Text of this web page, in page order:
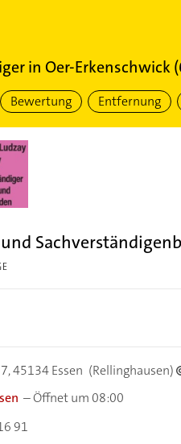
in Oer-Erkenschwick(
Bewertung Entfernung
45134 Essen (Rellinghausen)
–Öffnet um 08:00
91